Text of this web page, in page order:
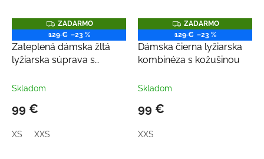
Z
A
D
A
R
M
ZADARMO
129 € –23 %
Zateplená dámska žltá
lyžiarska súprava s
Skladom
99 €
XS XXS
Z
A
D
A
R
M
ZADARMO
129 € –23 %
Dámska čierna lyžiarska
kombinéza s kožušinou
Skladom
99 €
XXS